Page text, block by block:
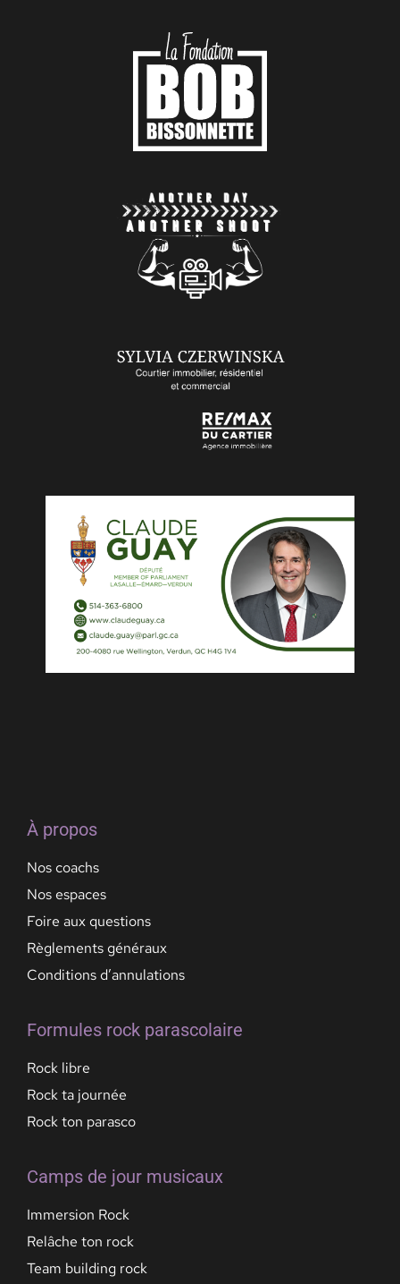
À propos
Nos coachs
Nos espaces
Foire aux questions
Règlements généraux
Conditions d’annulations
Formules rock parascolaire
Rock libre
Rock ta journée
Rock ton parasco
Camps de jour musicaux
Immersion Rock
Relâche ton rock
Team building rock